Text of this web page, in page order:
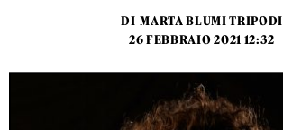
DI MARTA BLUMI TRIPODI
26 FEBBRAIO 2021 12:32